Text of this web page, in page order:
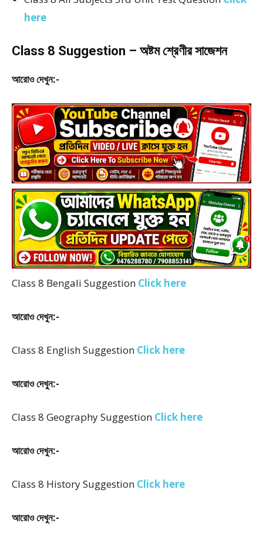
here
Class 8 Suggestion – অষ্টম শ্রেণীর সাজেশন
আরোও দেখুন:-
Class 8 Bengali Suggestion Click here
আরোও দেখুন:-
Class 8 English Suggestion Click here
আরোও দেখুন:-
Class 8 Geography Suggestion Click here
আরোও দেখুন:-
Class 8 History Suggestion Click here
আরোও দেখুন:-